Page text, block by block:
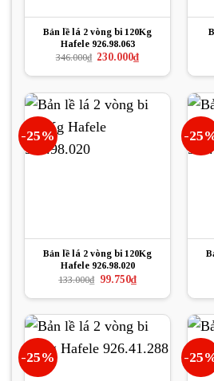
Bản lề lá 2 vòng bi 120Kg
Hafele 926.98.063
346.000₫ Giá
là:
230.000₫Giá
hiện
tại
230.000₫.
-25%
Bản lề lá 2 vòng bi 120Kg
Hafele 926.98.020
133.000₫ Giá
là:
99.750₫Giá
hiện
tại
99.750₫.
-
-25% -